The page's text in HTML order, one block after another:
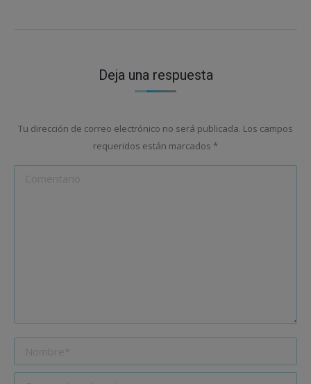
Deja una respuesta
Tu dirección de correo electrónico no será publicada. Los campos
requeridos están marcados *